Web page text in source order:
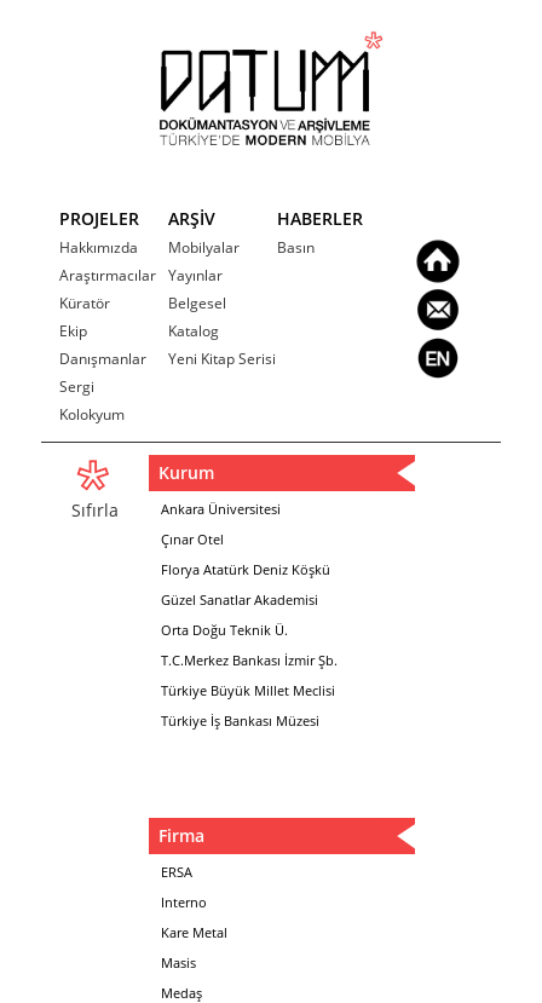
PROJELER
Hakkımızda
Araştırmacılar
Küratör
Ekip
Danışmanlar
Sergi
Kolokyum
ARŞİV
Mobilyalar
Yayınlar
Belgesel
Katalog
Yeni Kitap Serisi
HABERLER
Basın
Sıfırla
Kurum
Ankara Üniversitesi
Çınar Otel
Florya Atatürk Deniz Köşkü
Güzel Sanatlar Akademisi
Orta Doğu Teknik Ü.
T.C.Merkez Bankası İzmir Şb.
Türkiye Büyük Millet Meclisi
Türkiye İş Bankası Müzesi
Firma
ERSA
Interno
Kare Metal
Masis
Medaş